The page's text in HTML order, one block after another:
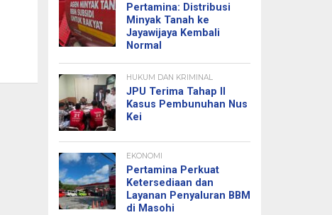
Pertamina: Distribusi
Minyak Tanah ke
Jayawijaya Kembali
Normal
HUKUM DAN KRIMINAL
JPU Terima Tahap II
Kasus Pembunuhan Nus
Kei
EKONOMI
Pertamina Perkuat
Ketersediaan dan
Layanan Penyaluran BBM
di Masohi